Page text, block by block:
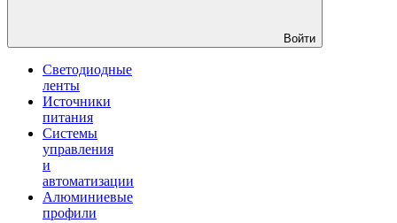
Войти
Светодиодные
ленты
Источники
питания
Системы
управления
и
автоматизации
Алюминиевые
профили